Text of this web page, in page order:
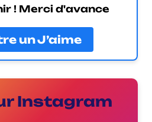
! Merci d'avance
un J’aime
Instagram